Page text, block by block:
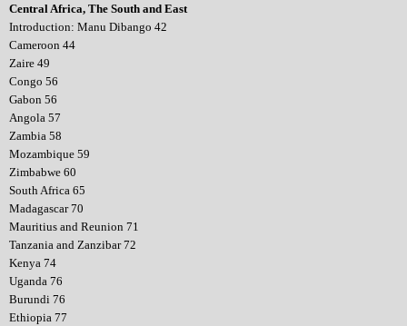
Central Africa, The South and East
Introduction: Manu Dibango 42
Cameroon 44
Zaire 49
Congo 56
Gabon 56
Angola 57
Zambia 58
Mozambique 59
Zimbabwe 60
South Africa 65
Madagascar 70
Mauritius and Reunion 71
Tanzania and Zanzibar 72
Kenya 74
Uganda 76
Burundi 76
Ethiopia 77